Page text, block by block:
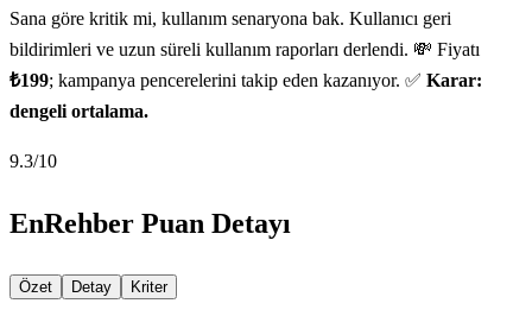
Sana göre kritik mi, kullanım senaryona bak. Kullanıcı geri
bildirimleri ve uzun süreli kullanım raporları derlendi. 💸 Fiyatı
₺199; kampanya pencerelerini takip eden kazanıyor. ✅ Karar:
dengeli ortalama.
9.3/10
EnRehber Puan Detayı
Özet Detay Kriter